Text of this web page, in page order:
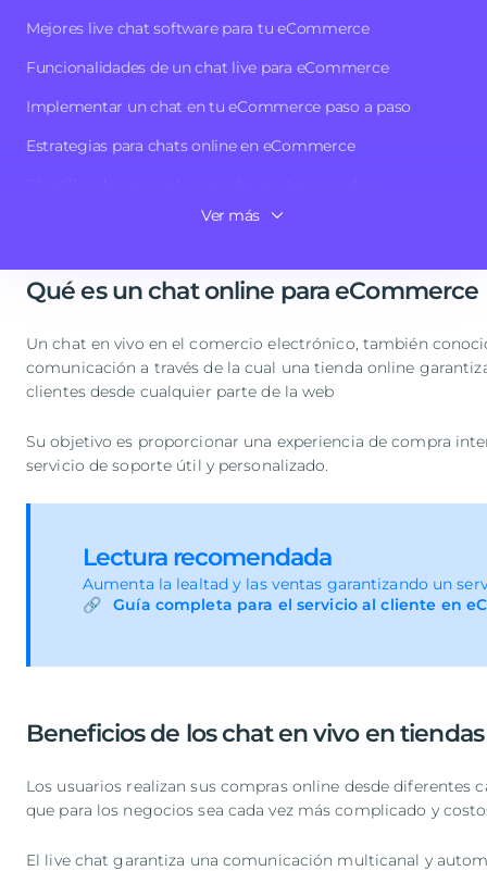
Mejores live chat software para tu eCommerce
Funcionalidades de un chat live para eCommerce
Implementar un chat en tu eCommerce paso a paso
Estrategias para chats online en eCommerce
Ver más
online. Podrán resolver todas sus dudas en tiempo real,
consultas de manera efectiva. Además, el79% de las
ventas y la fidelización.
satisfacer a tu cliente y aumentar tus ingresos.
Qué es un chat online para eCommerce
Un chat en vivo en el comercio electrónico, también
comunicación a través de la cual una tienda online
clientes desde cualquier parte de la web
Su objetivo es proporcionar una experiencia de compra
servicio de soporte útil y personalizado.
Lectura recomendada
Aumenta la lealtad y las ventas garantizando un
Guía completa para el servicio al cliente en
Beneficios de los chat en vivo en
Los usuarios realizan sus compras online desde diferentes
que para los negocios sea cada vez más complicado y
El live chat garantiza una comunicación multicanal y